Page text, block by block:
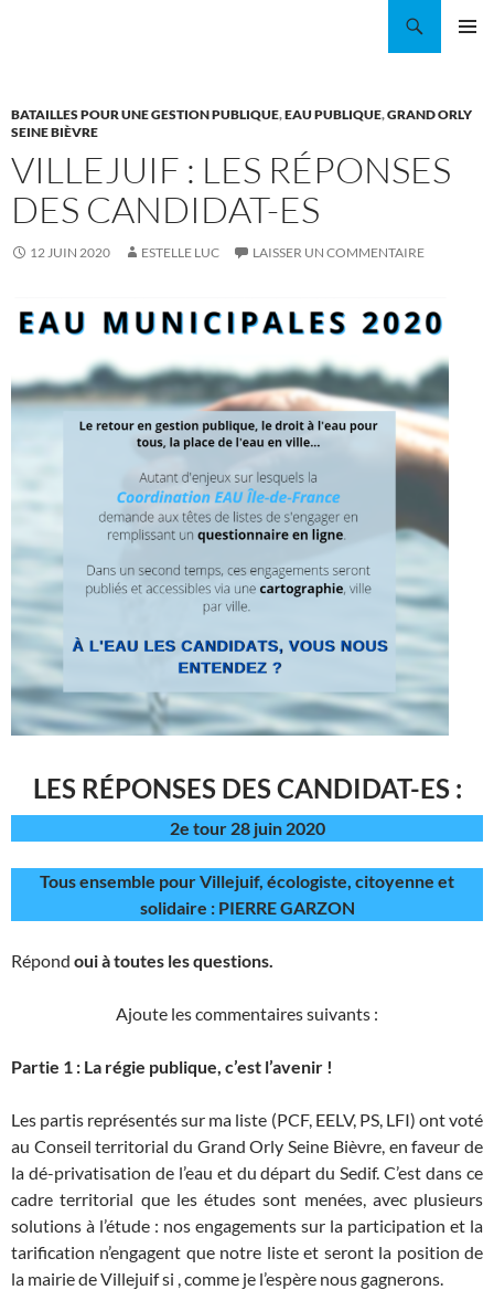
BATAILLES POUR UNE GESTION PUBLIQUE,EAU PUBLIQUE,GRAND ORLY
SEINE BIÈVRE
VILLEJUIF : LES RÉPONSES
DES CANDIDAT-ES
12 JUIN 2020 ESTELLE LUC LAISSER UN COMMENTAIRE
LES RÉPONSES DES CANDIDAT-ES :
2e tour 28 juin 2020
Tous ensemble pour Villejuif, écologiste, citoyenne et
solidaire : PIERRE GARZON
Répond oui à toutes les questions.
Ajoute les commentaires suivants :
Partie 1 : La régie publique, c’est l’avenir !
Les partis représentés sur ma liste (PCF, EELV, PS, LFI) ont voté
au Conseil territorial du Grand Orly Seine Bièvre, en faveur de
la dé-privatisation de l’eau et du départ du Sedif. C’est dans ce
cadre territorial que les études sont menées, avec plusieurs
solutions à l’étude : nos engagements sur la participation et la
tarification n’engagent que notre liste et seront la position de
la mairie de Villejuif si , comme je l’espère nous gagnerons.